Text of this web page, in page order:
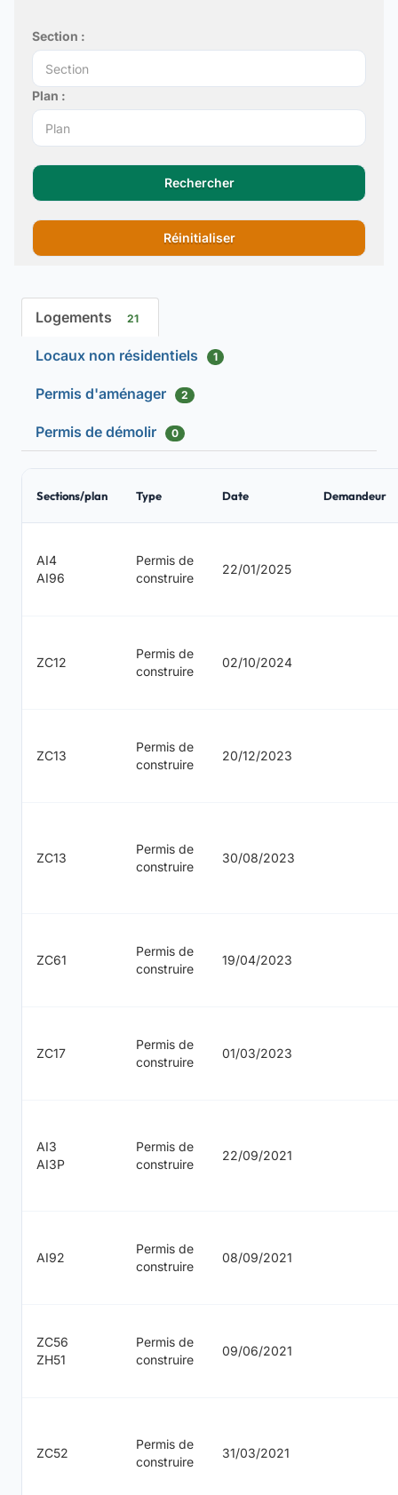
Section :
Plan :
Rechercher
Réinitialiser
Logements 21
Locaux non résidentiels 1
Permis d'aménager 2
Permis de démolir 0
Sections/plan Type Date Demandeur
AI4
AI96
Permis de
construire
22/01/2025
ZC12
Permis de
construire
02/10/2024
ZC13
Permis de
construire
20/12/2023
ZC13
Permis de
construire
30/08/2023
ZC61
Permis de
construire
19/04/2023
ZC17
Permis de
construire
01/03/2023
AI3
AI3P
Permis de
construire
22/09/2021
AI92
Permis de
construire
08/09/2021
ZC56
ZH51
Permis de
construire
09/06/2021
ZC52
Permis de
construire
31/03/2021